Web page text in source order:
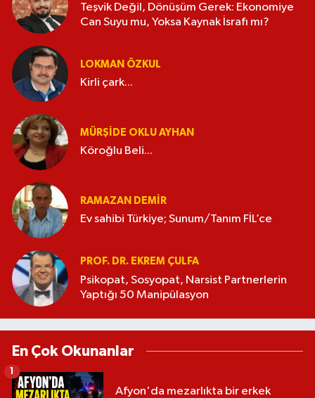
Teşvik Değil, Dönüşüm Gerek: Ekonomiye
Can Suyu mu, Yoksa Kaynak İsrafı mı?
LOKMAN ÖZKUL
Kirli çark...
MÜRŞIDE OKLU AYHAN
Köroğlu Beli...
RAMAZAN DEMİR
Ev sahibi Türkiye; Sunum/Tanım FİL’ce
PROF. DR. EKREM ÇULFA
Psikopat, Sosyopat, Narsist Partnerlerin
Yaptığı 50 Manipülasyon
En Çok Okunanlar
Afyon'da mezarlıkta bir erkek
1